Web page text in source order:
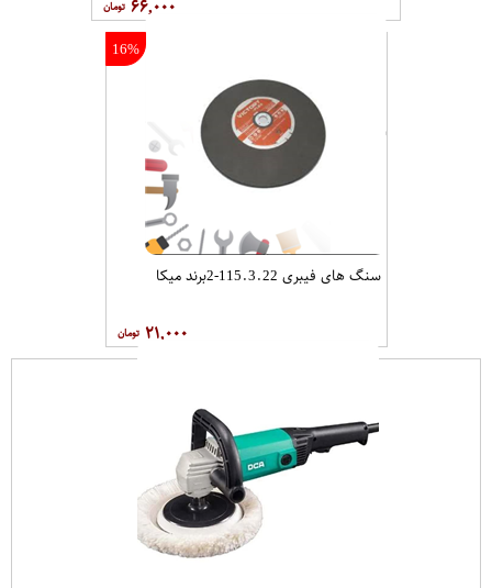
۶۶,۰۰۰
16%
سنگ های فیبری 115.3.22-2برند میکا
۲۱,۰۰۰